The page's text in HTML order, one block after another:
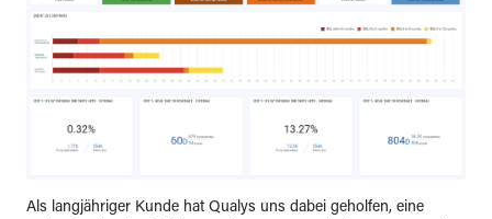
Als langjähriger Kunde hat Qualys uns dabei geholfen, eine